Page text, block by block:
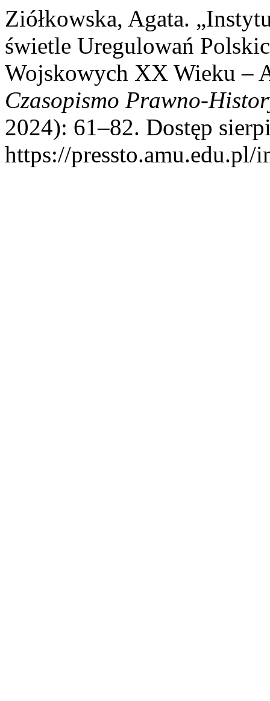
Ziółkowska, Agata.
świetle Uregulowań
Wojskowych XX Wieku –
Czasopismo Prawno-
2024): 61–82. Dostęp
https://